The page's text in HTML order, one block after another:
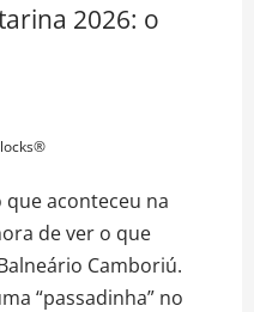
2026: o
que aconteceu na
de ver o que
Camboriú.
“passadinha” no